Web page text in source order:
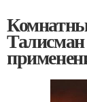
Талисман